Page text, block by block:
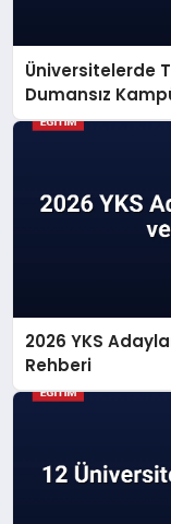
Üniversitelerde
Dumansız
2026 YKS
Rehberi